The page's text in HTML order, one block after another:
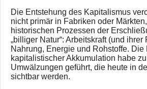
Die Entstehung des Kapitalismus
nicht primär in Fabriken oder
historischen Prozessen der
„billiger Natur“: Arbeitskraft (und ihrer
Nahrung, Energie und Rohstoffe. Die
kapitalistischer Akkumulation habe
Umwälzungen geführt, die heute in
sichtbar werden.